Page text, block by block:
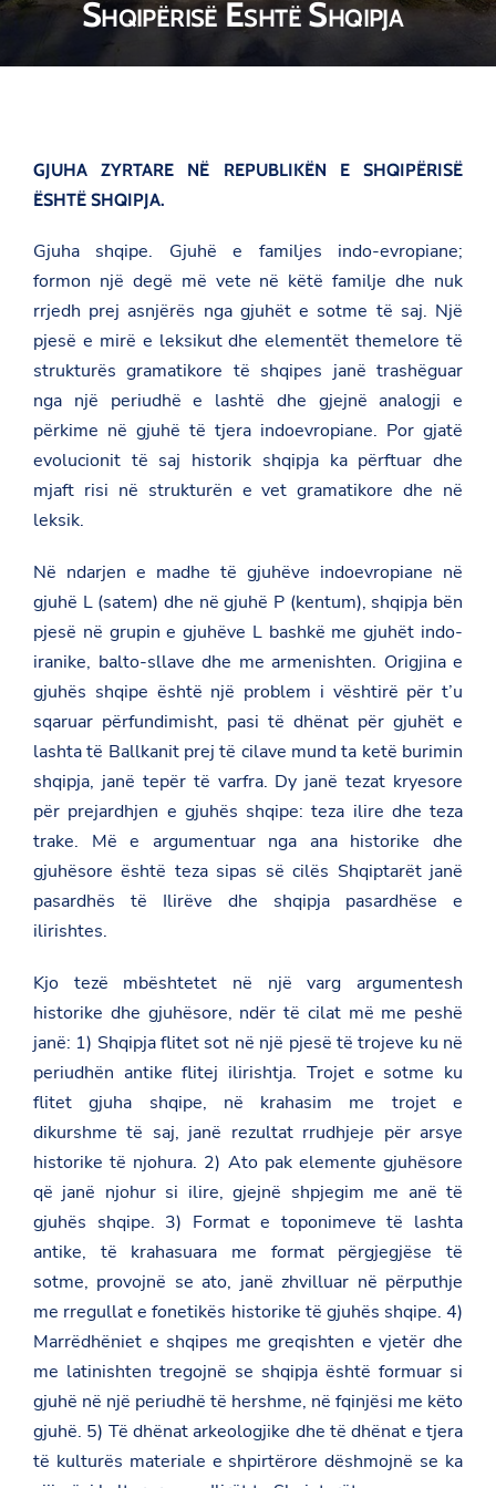
Shqipërisë Është Shqipja
GJUHA ZYRTARE NË REPUBLIKËN E SHQIPËRISË
ËSHTË SHQIPJA.
Gjuha shqipe. Gjuhë e familjes indo-evropiane;
formon një degë më vete në këtë familje dhe nuk
rrjedh prej asnjërës nga gjuhët e sotme të saj. Një
pjesë e mirë e leksikut dhe elementët themelore të
strukturës gramatikore të shqipes janë trashëguar
nga një periudhë e lashtë dhe gjejnë analogji e
përkime në gjuhë të tjera indoevropiane. Por gjatë
evolucionit të saj historik shqipja ka përftuar dhe
mjaft risi në strukturën e vet gramatikore dhe në
leksik.
Në ndarjen e madhe të gjuhëve indoevropiane në
gjuhë L (satem) dhe në gjuhë P (kentum), shqipja bën
pjesë në grupin e gjuhëve L bashkë me gjuhët indo-
iranike, balto-sllave dhe me armenishten. Origjina e
gjuhës shqipe është një problem i vështirë për t’u
sqaruar përfundimisht, pasi të dhënat për gjuhët e
lashta të Ballkanit prej të cilave mund ta ketë burimin
shqipja, janë tepër të varfra. Dy janë tezat kryesore
për prejardhjen e gjuhës shqipe: teza ilire dhe teza
trake. Më e argumentuar nga ana historike dhe
gjuhësore është teza sipas së cilës Shqiptarët janë
pasardhës të Ilirëve dhe shqipja pasardhëse e
ilirishtes.
Kjo tezë mbështetet në një varg argumentesh
historike dhe gjuhësore, ndër të cilat më me peshë
janë: 1) Shqipja flitet sot në një pjesë të trojeve ku në
periudhën antike flitej ilirishtja. Trojet e sotme ku
flitet gjuha shqipe, në krahasim me trojet e
dikurshme të saj, janë rezultat rrudhjeje për arsye
historike të njohura. 2) Ato pak elemente gjuhësore
që janë njohur si ilire, gjejnë shpjegim me anë të
gjuhës shqipe. 3) Format e toponimeve të lashta
antike, të krahasuara me format përgjegjëse të
sotme, provojnë se ato, janë zhvilluar në përputhje
me rregullat e fonetikës historike të gjuhës shqipe. 4)
Marrëdhëniet e shqipes me greqishten e vjetër dhe
me latinishten tregojnë se shqipja është formuar si
gjuhë në një periudhë të hershme, në fqinjësi me këto
gjuhë. 5) Të dhënat arkeologjike dhe të dhënat e tjera
të kulturës materiale e shpirtërore dëshmojnë se ka